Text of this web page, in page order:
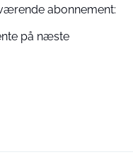
abonnement:
på næste